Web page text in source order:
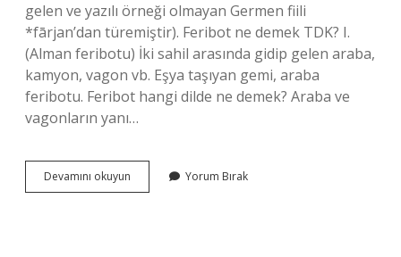
gelen ve yazılı örneği olmayan Germen fiili
*fārjan’dan türemiştir). Feribot ne demek TDK? I.
(Alman feribotu) İki sahil arasında gidip gelen araba,
kamyon, vagon vb. Eşya taşıyan gemi, araba
feribotu. Feribot hangi dilde ne demek? Araba ve
vagonların yanı…
Devamını okuyun
Kelime
Yorum Bırak